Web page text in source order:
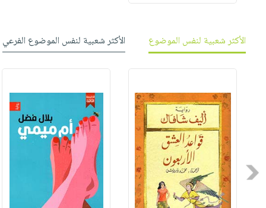
الأكثر شعبية لنفس الموضوع الأكثر شعبية لنفس الموضوع الفرعي
Previous